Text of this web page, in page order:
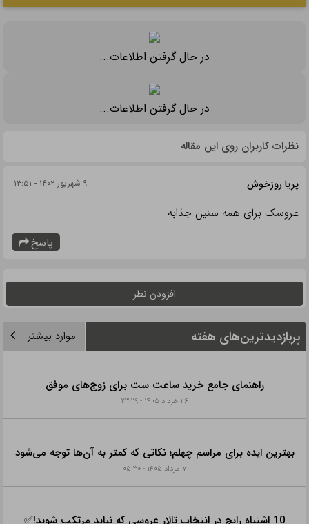
در حال گرفتن اطلاعات...
در حال گرفتن اطلاعات...
نظرات کاربران روی این مقاله
پریا روزخوش ۹ شهریور ۱۴۰۲ - ۱۳:۵۱
عروسک برای همه سنین جذابه
پاسخ
افزودن نظر
پربازدیدترین‌های هفته موارد بیشتر
راهنمای جامع خرید ساعت ست برای زوج‌های موفق
۲۶ خرداد ۱۴۰۵ - ۲۳:۲۹
بهترین ایده برای مراسم چهلم؛ نکاتی که کمتر به آن‌ها توجه می‌شود
۷ مرداد ۱۴۰۵ - ۰۵:۳۰